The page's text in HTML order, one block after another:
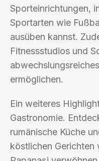
Sporteinrichtungen,
Sportarten wie
ausüben kannst.
Fitnessstudios und
ermöglichen.
Ein weiteres
Gastronomie.
rumänische Küche
köstlichen Gerichten